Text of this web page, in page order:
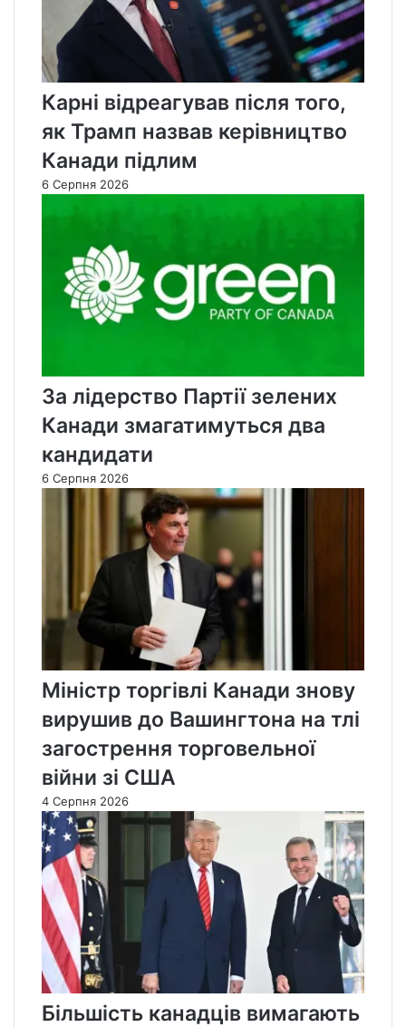
Карні відреагував після того,
як Трамп назвав керівництво
Канади підлим
6 Серпня 2026
За лідерство Партії зелених
Канади змагатимуться два
кандидати
6 Серпня 2026
Міністр торгівлі Канади знову
вирушив до Вашингтона на тлі
загострення торговельної
війни зі США
4 Серпня 2026
Більшість канадців вимагають